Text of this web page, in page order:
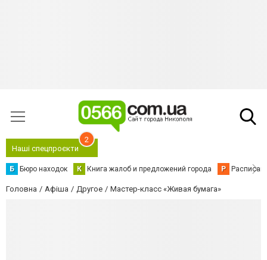
Наші спецпроєкти
2
Б Бюро находок К Книга жалоб и предложений города Р
Головна Афіша Другое Мастер-класс «Живая бумага»